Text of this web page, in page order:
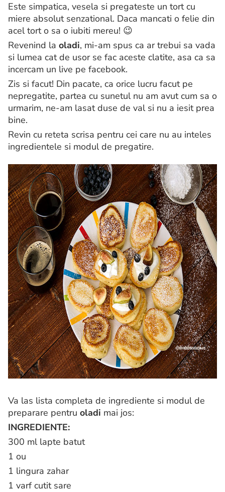
Este simpatica, vesela si pregateste un tort cu
miere absolut senzational. Daca mancati o felie din
acel tort o sa o iubiti mereu! 😉
Revenind la oladi, mi-am spus ca ar trebui sa vada
si lumea cat de usor se fac aceste clatite, asa ca sa
incercam un live pe facebook.
Zis si facut! Din pacate, ca orice lucru facut pe
nepregatite, partea cu sunetul nu am avut cum sa o
urmarim, ne-am lasat duse de val si nu a iesit prea
bine.
Revin cu reteta scrisa pentru cei care nu au inteles
ingredientele si modul de pregatire.
Va las lista completa de ingrediente si modul de
preparare pentru oladi mai jos:
INGREDIENTE:
300 ml lapte batut
1 ou
1 lingura zahar
1 varf cutit sare